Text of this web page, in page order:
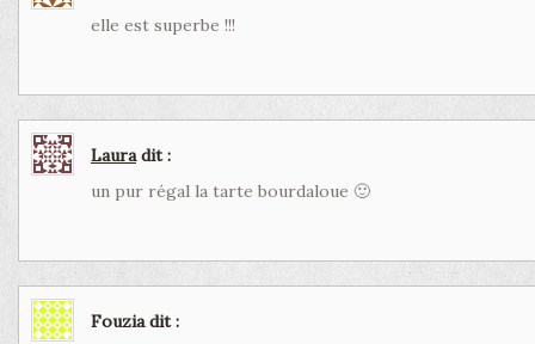
elle est superbe !!!
Laura dit :
un pur régal la tarte bourdaloue 🙂
Fouzia dit :